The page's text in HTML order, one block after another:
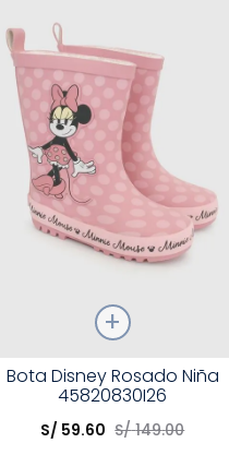
Elige una opción
Bota Disney Rosado Niña
45820830I26
S/ 59.60 S/ 149.00